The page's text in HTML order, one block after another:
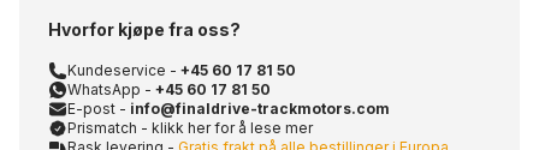
Hvorfor kjøpe fra oss?
Kundeservice - +45 60 17 81 50
WhatsApp - +45 60 17 81 50
E-post - info@finaldrive-trackmotors.com
Prismatch - klikk her for å lese mer